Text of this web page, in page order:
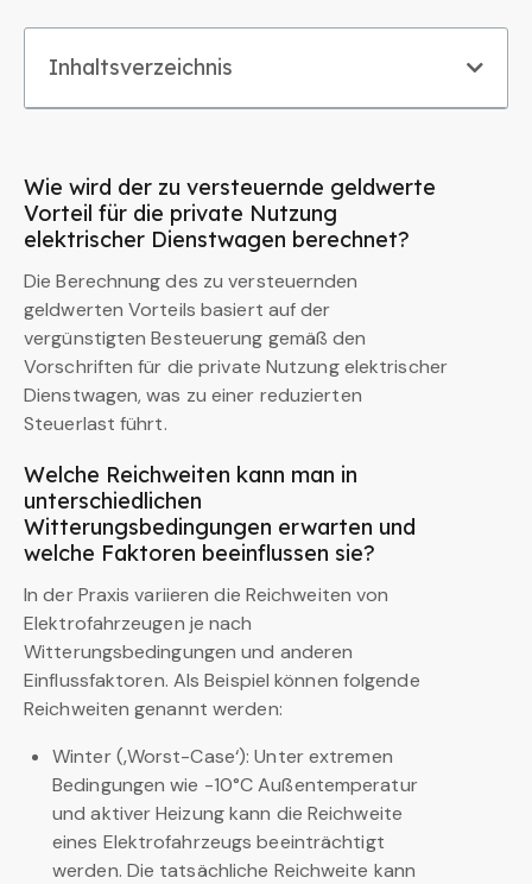
Wie wird der zu versteuernde geldwerte
Vorteil für die private Nutzung
elektrischer Dienstwagen berechnet?
Die Berechnung des zu versteuernden
geldwerten Vorteils basiert auf der
vergünstigten Besteuerung gemäß den
Vorschriften für die private Nutzung elektrischer
Dienstwagen, was zu einer reduzierten
Steuerlast führt.
Welche Reichweiten kann man in
unterschiedlichen
Witterungsbedingungen erwarten und
welche Faktoren beeinflussen sie?
In der Praxis variieren die Reichweiten von
Elektrofahrzeugen je nach
Witterungsbedingungen und anderen
Einflussfaktoren. Als Beispiel können folgende
Reichweiten genannt werden:
Winter (‚Worst-Case‘): Unter extremen
Bedingungen wie -10°C Außentemperatur
und aktiver Heizung kann die Reichweite
eines Elektrofahrzeugs beeinträchtigt
werden. Die tatsächliche Reichweite kann
Inhaltsverzeichnis